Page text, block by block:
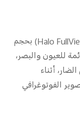
ويوفر هاتف Y02s، الذي يتميز بشاشة (Halo FullView) بحجم
للعيون والبصر،
أثناء
الفوتوغرافي